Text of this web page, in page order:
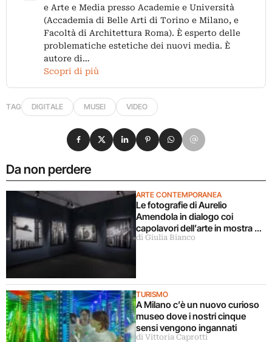
e Arte e Media presso Academie e Università
(Accademia di Belle Arti di Torino e Milano, e
Facoltà di Architettura Roma). È esperto delle
problematiche estetiche dei nuovi media. È
autore di…
Scopri di più
TAG DIGITALE MUSEI VIDEO
Da non perdere
ARTE CONTEMPORANEA
Le fotografie di Aurelio
Amendola in dialogo coi
capolavori dell’arte in mostra a
Milano
di Giulia Bianco
TURISMO
A Milano c’è un nuovo curioso
museo dove i nostri cinque
sensi vengono ingannati
di Vittoria Caprotti
Condividi su Facebook
Condividi su X
Condividi su LinkedIn
Condividi su Pinterest
Condividi su WhatsApp
Condividi su Email